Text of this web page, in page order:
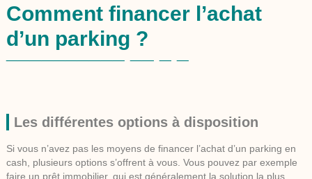
Comment financer l’achat
d’un parking ?
Les différentes options à disposition
Si vous n’avez pas les moyens de financer l’achat d’un parking en
cash, plusieurs options s’offrent à vous. Vous pouvez par exemple
faire un prêt immobilier, qui est généralement la solution la plus